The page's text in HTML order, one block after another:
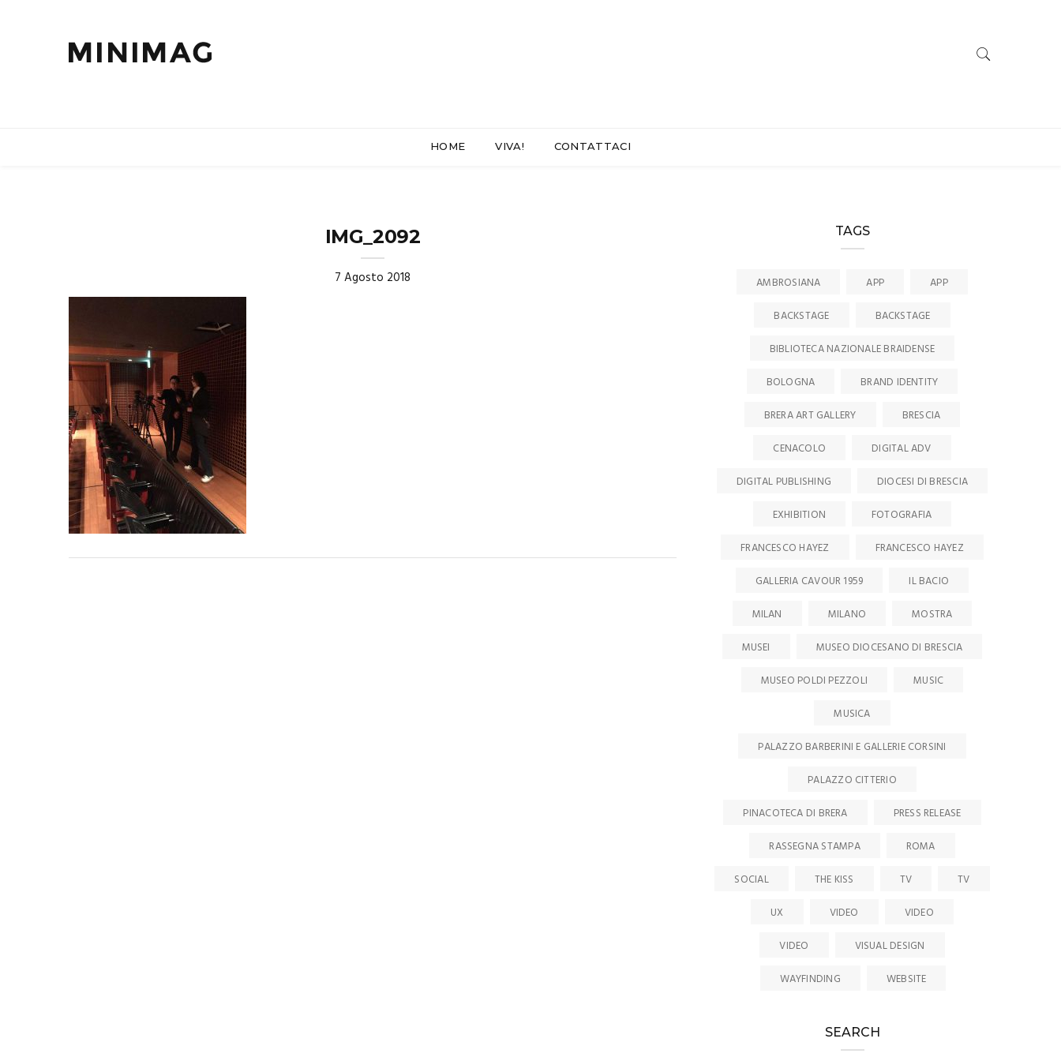
HOME VIVA! CONTATTACI
IMG_2092
7 Agosto 2018
TAGS
AMBROSIANA APP
APP
BACKSTAGE
BACKSTAGE
BIBLIOTECA NAZIONALE BRAIDENSE
BOLOGNA
BRAND IDENTITY
BRERA ART GALLERY
BRESCIA
CENACOLO
DIGITAL ADV
DIGITAL PUBLISHING
DIOCESI DI BRESCIA
EXHIBITION
FOTOGRAFIA
FRANCESCO HAYEZ
FRANCESCO HAYEZ
GALLERIA CAVOUR 1959
IL BACIO
MILAN
MILANO
MOSTRA
MUSEI
MUSEO DIOCESANO DI BRESCIA
MUSEO POLDI PEZZOLI
MUSIC
MUSICA
PALAZZO BARBERINI E GALLERIE CORSINI
PALAZZO CITTERIO
PINACOTECA DI BRERA
PRESS RELEASE
RASSEGNA STAMPA
ROMA
SOCIAL
THE KISS TV
TV
UX
VIDEO
VIDEO
VIDEO
VISUAL DESIGN
WAYFINDING
WEBSITE
SEARCH